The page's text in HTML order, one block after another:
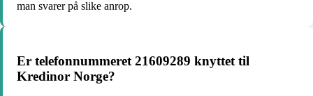
man svarer på slike anrop.
Er telefonnummeret 21609289 knyttet til
Kredinor Norge?